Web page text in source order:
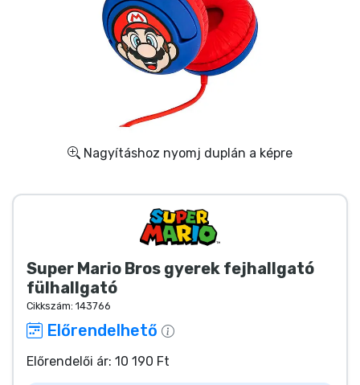
Nagyításhoz nyomj duplán a képre
Super Mario Bros gyerek fejhallgató
fülhallgató
Cikkszám: 143766
Előrendelhető
Előrendelői ár: 10 190 Ft
Ajándékkártya
Szállítás és fizetés
Animés cuccok
Gamer cuccok
Sportos cuccok
Zenés cuccok